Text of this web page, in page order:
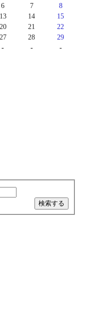
6 7
8
13 14
15
20 21
22
27 28
29
- - -